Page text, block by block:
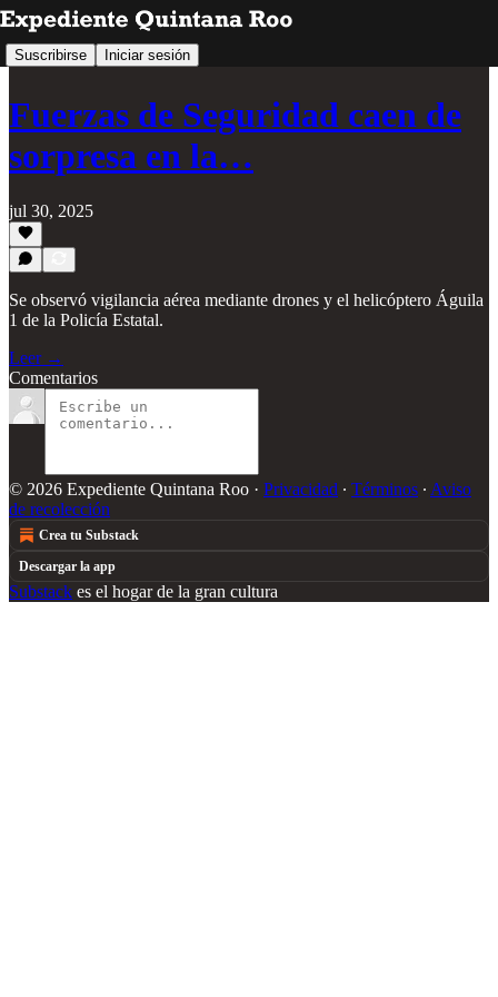
Suscribirse Iniciar sesión
Fuerzas de Seguridad caen de
sorpresa en la…
jul 30, 2025
Se observó vigilancia aérea mediante drones y el helicóptero Águila
1 de la Policía Estatal.
Leer →
Comentarios
© 2026 Expediente Quintana Roo · Privacidad ∙ Términos ∙ Aviso
de recolección
Crea tu Substack
Descargar la app
Substack es el hogar de la gran cultura